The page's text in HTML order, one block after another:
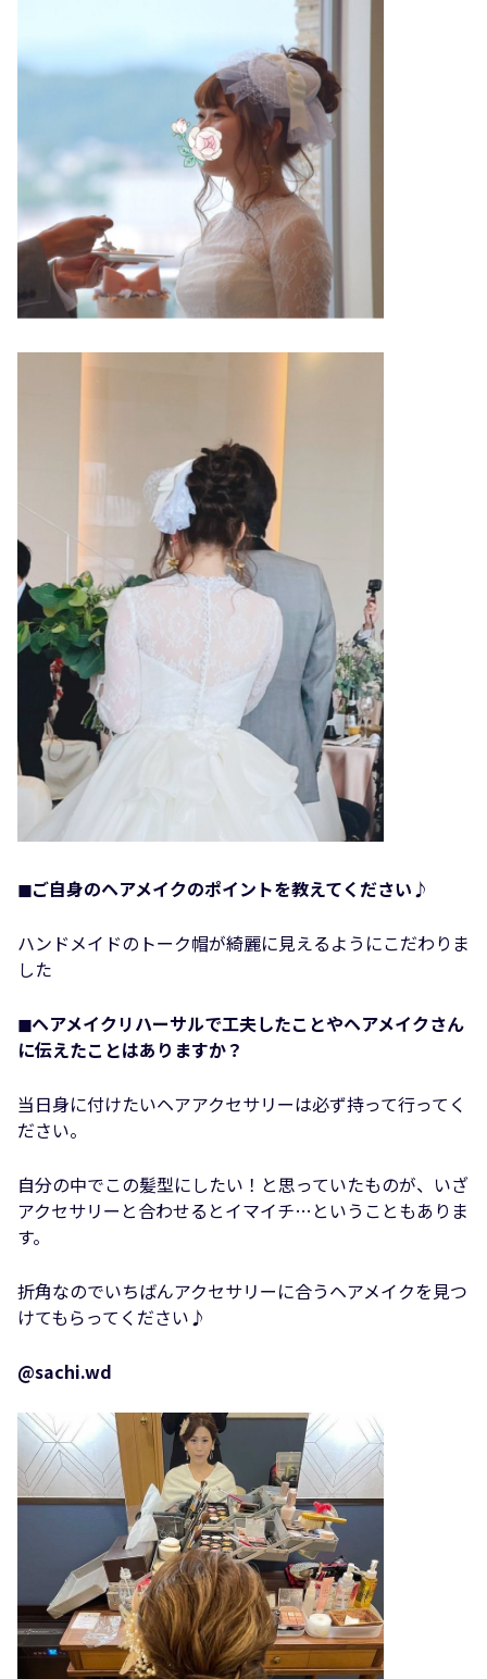
◼︎ご自身のヘアメイクのポイントを教えてください♪
ハンドメイドのトーク帽が綺麗に見えるようにこだわりま
した
◼︎ヘアメイクリハーサルで工夫したことやヘアメイクさん
に伝えたことはありますか？
当日身に付けたいヘアアクセサリーは必ず持って行ってく
ださい。
自分の中でこの髪型にしたい！と思っていたものが、いざ
アクセサリーと合わせるとイマイチ…ということもありま
す。
折角なのでいちばんアクセサリーに合うヘアメイクを見つ
けてもらってください♪
@sachi.wd